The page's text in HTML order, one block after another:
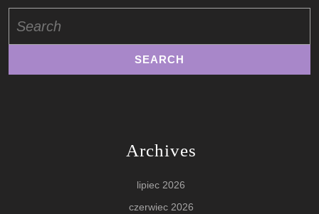
for:
Archives
lipiec 2026
czerwiec 2026